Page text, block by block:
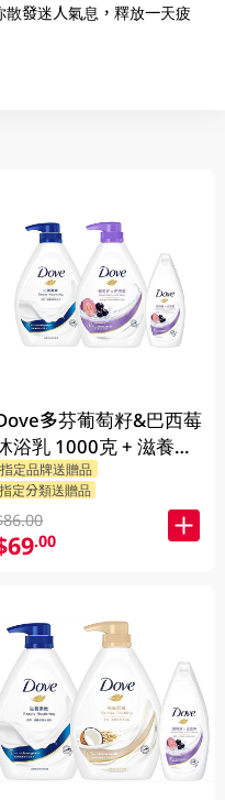
發迷人氣息，釋放一天疲
多芬葡萄籽&巴西莓
浴乳 1000克 + 滋養柔
沐浴乳 1000克 + 隨機
品 200克
指定品牌送贈品
指定分類送贈品
.00